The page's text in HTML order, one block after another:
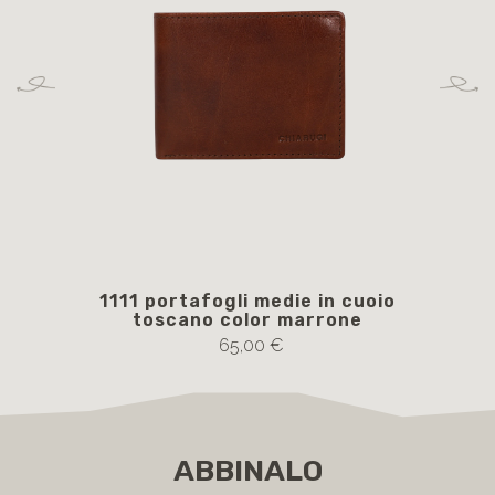
1111 portafogli medie in cuoio
toscano color marrone
65,00 €
ABBINALO